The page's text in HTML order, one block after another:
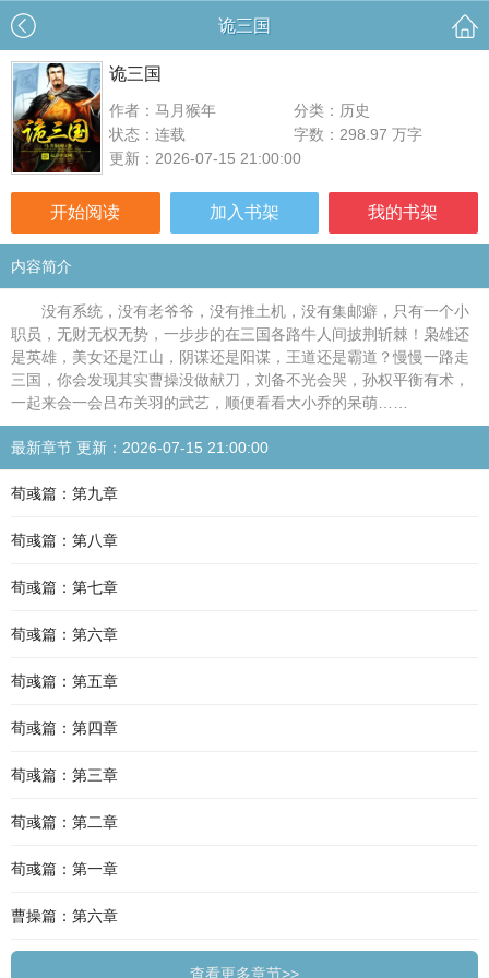
诡三国
诡三国
作者：马月猴年
分类：历史
状态：连载
字数：298.97 万字
更新：2026-07-15 21:00:00
开始阅读 加入书架 我的书架
内容简介
没有系统，没有老爷爷，没有推土机，没有集邮癖，只有一个小
职员，无财无权无势，一步步的在三国各路牛人间披荆斩棘！枭雄还
是英雄，美女还是江山，阴谋还是阳谋，王道还是霸道？慢慢一路走
三国，你会发现其实曹操没做献刀，刘备不光会哭，孙权平衡有术，
一起来会一会吕布关羽的武艺，顺便看看大小乔的呆萌……
最新章节 更新：2026-07-15 21:00:00
荀彧篇：第九章
荀彧篇：第八章
荀彧篇：第七章
荀彧篇：第六章
荀彧篇：第五章
荀彧篇：第四章
荀彧篇：第三章
荀彧篇：第二章
荀彧篇：第一章
曹操篇：第六章
查看更多章节>>